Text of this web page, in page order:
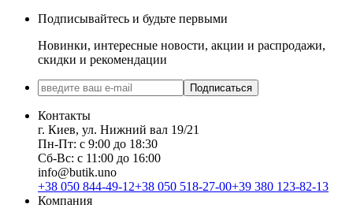
Подписывайтесь и будьте первыми
Новинки, интересные новости, акции и распродажи,
скидки и рекомендации
Подписаться
Контакты
г. Киев, ул. Нижний вал 19/21
Пн-Пт: с 9:00 до 18:30
Сб-Вс: с 11:00 до 16:00
info@butik.uno
+38 050 844-49-12+38 050 518-27-00+39 380 123-82-13
Компания